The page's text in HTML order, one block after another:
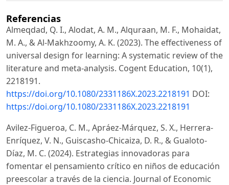
Referencias
Almeqdad, Q. I., Alodat, A. M., Alquraan, M. F., Mohaidat,
M. A., & Al-Makhzoomy, A. K. (2023). The effectiveness of
universal design for learning: A systematic review of the
literature and meta-analysis. Cogent Education, 10(1),
2218191.
https://doi.org/10.1080/2331186X.2023.2218191 DOI:
https://doi.org/10.1080/2331186X.2023.2218191
Avilez-Figueroa, C. M., Apráez-Márquez, S. X., Herrera-
Enríquez, V. N., Guiscasho-Chicaiza, D. R., & Gualoto-
Díaz, M. C. (2024). Estrategias innovadoras para
fomentar el pensamiento crítico en niños de educación
preescolar a través de la ciencia. Journal of Economic